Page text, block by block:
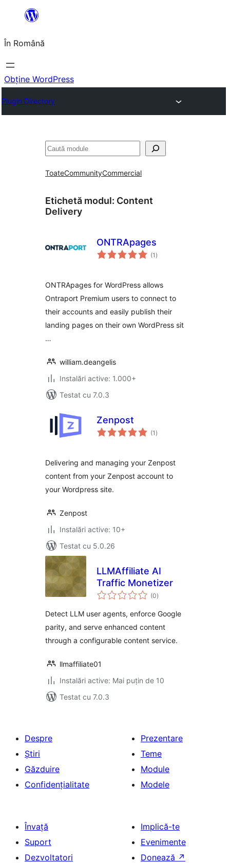
conținut
În Română
Obține WordPress
Plugin Directory
Caută
ToateCommunityCommercial
Etichetă modul: Content
Delivery
ONTRApages
(1 total
aprecieri
)
ONTRApages for WordPress allows
Ontraport Premium users to connect to
their accounts and easily publish their
landing pages on their own WordPress sit
…
william.deangelis
Instalări active: 1.000+
Testat cu 7.0.3
Zenpost
(1 total
aprecieri
)
Delivering and managing your Zenpost
content from your Zenpost account to
your Wordpress site.
Zenpost
Instalări active: 10+
Testat cu 5.0.26
LLMAffiliate AI
Traffic Monetizer
(0total
aprecieri
)
Detect LLM user agents, enforce Google
parity, and serve enhanced content
through a configurable content service.
llmaffiliate01
Instalări active: Mai puțin de 10
Testat cu 7.0.3
Despre
Știri
Găzduire
Confidențialitate
Prezentare
Teme
Module
Modele
Învață
Suport
Dezvoltatori
Implică-te
Evenimente
Donează ↗